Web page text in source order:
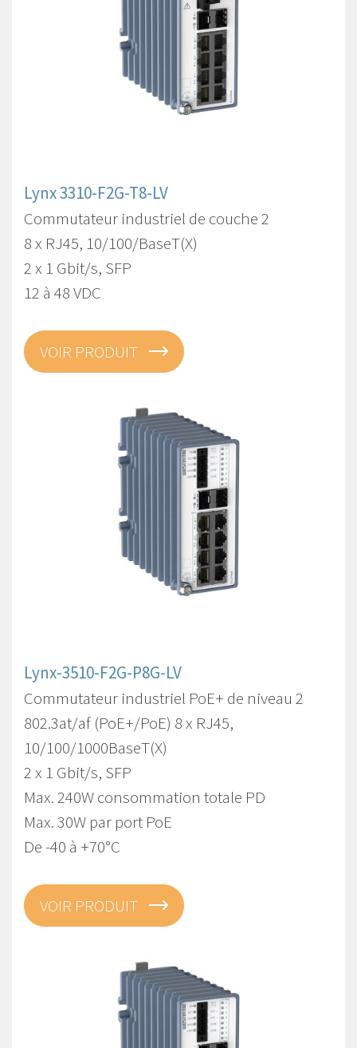
Lynx 3310-F2G-T8-LV
Commutateur industriel de couche 2
8 x RJ45, 10/100/BaseT(X)
2 x 1 Gbit/s, SFP
12 à 48 VDC
VOIR PRODUIT
Lynx-3510-F2G-P8G-LV
Commutateur industriel PoE+ de niveau 2
802.3at/af (PoE+/PoE) 8 x RJ45,
10/100/1000BaseT(X)
2 x 1 Gbit/s, SFP
Max. 240W consommation totale PD
Max. 30W par port PoE
De -40 à +70°C
VOIR PRODUIT